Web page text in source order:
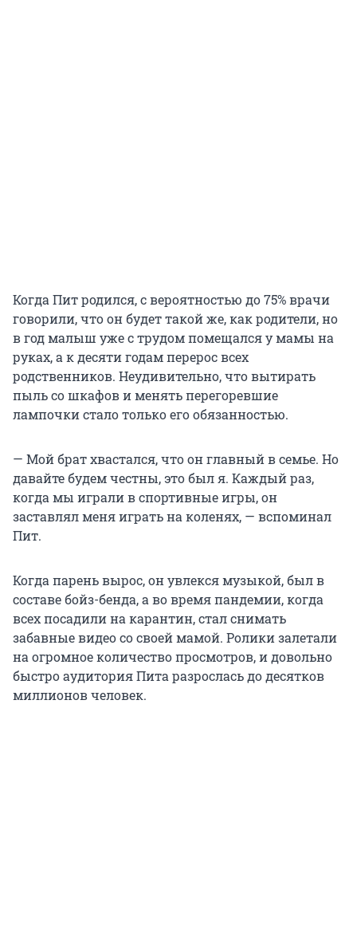
Когда Пит родился, с вероятностью до 75% врачи
говорили, что он будет такой же, как родители, но
в год малыш уже с трудом помещался у мамы на
руках, а к десяти годам перерос всех
родственников. Неудивительно, что вытирать
пыль со шкафов и менять перегоревшие
лампочки стало только его обязанностью.
— Мой брат хвастался, что он главный в семье. Но
давайте будем честны, это был я. Каждый раз,
когда мы играли в спортивные игры, он
заставлял меня играть на коленях, — вспоминал
Пит.
Когда парень вырос, он увлекся музыкой, был в
составе бойз-бенда, а во время пандемии, когда
всех посадили на карантин, стал снимать
забавные видео со своей мамой. Ролики залетали
на огромное количество просмотров, и довольно
быстро аудитория Пита разрослась до десятков
миллионов человек.